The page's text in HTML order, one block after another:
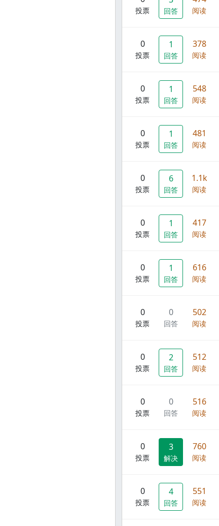
投票 回答 阅读
0
投票
1
回答
378
阅读
0
投票
1
回答
548
阅读
0
投票
1
回答
481
阅读
0
投票
6
回答
1.1k
阅读
0
投票
1
回答
417
阅读
0
投票
1
回答
616
阅读
0
投票
0
回答
502
阅读
0
投票
2
回答
512
阅读
0
投票
0
回答
516
阅读
0
投票
3
解决
760
阅读
0
投票
4
回答
551
阅读